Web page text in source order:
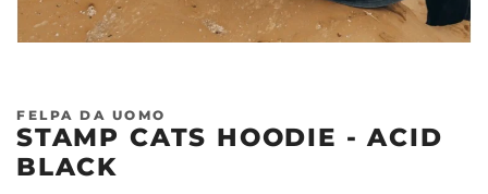
FELPA DA UOMO
STAMP CATS HOODIE - ACID
BLACK